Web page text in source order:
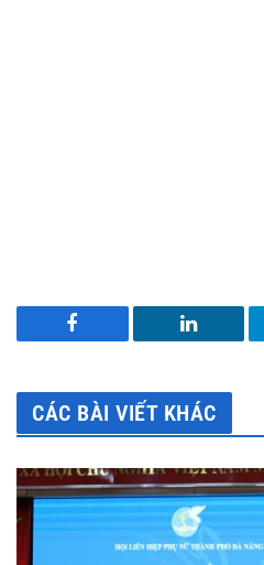
Facebook LinkedIn
CÁC BÀI VIẾT KHÁC